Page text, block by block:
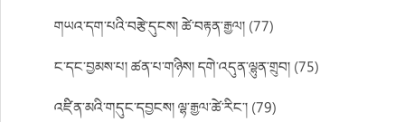
གཡའ་དག་པའི་བརྩེ་དུངས། ཚེ་བརྟན་རྒྱལ། (77)
ང་དང་བྱམས་པ། ཚན་པ་གཉིས། དགེ་འདུན་ལྷུན་གྲུབ། (75)
འཛིན་མའི་གདུང་དབྱངས། ལྷ་རྒྱལ་ཚེ་རིང་། (79)